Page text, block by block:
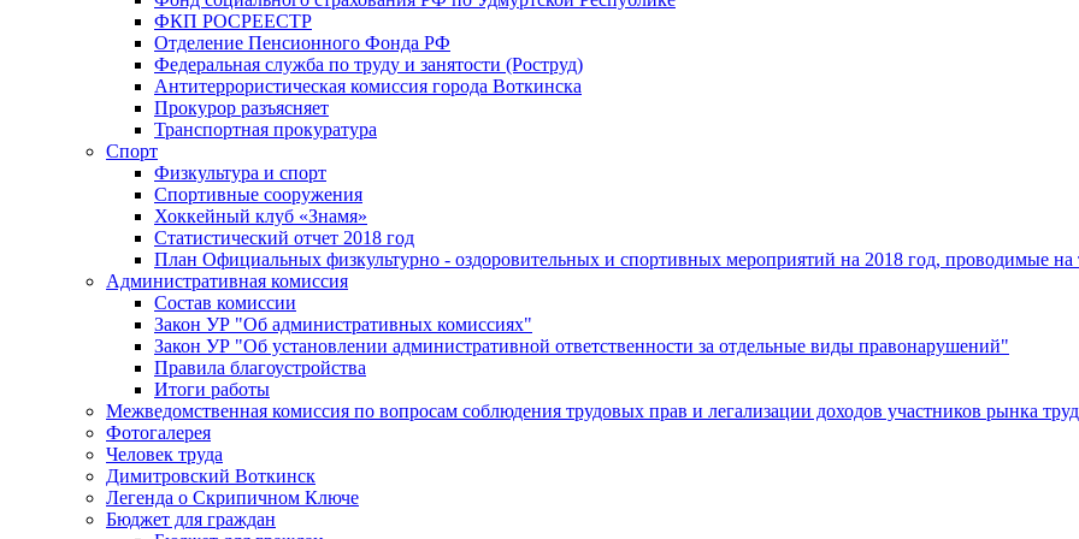
ФКП РОСРЕЕСТР
Отделение Пенсионного Фонда РФ
Федеральная служба по труду и занятости (Роструд)
Антитеррористическая комиссия города Воткинска
Прокурор разъясняет
Транспортная прокуратура
Спорт
Физкультура и спорт
Спортивные сооружения
Хоккейный клуб «Знамя»
Статистический отчет 2018 год
План Официальных физкультурно - оздоровительных и спортивных мероприятий на 2018 год, проводимые
Административная комиссия
Состав комиссии
Закон УР "Об административных комиссиях"
Закон УР "Об установлении административной ответственности за отдельные виды правонарушений"
Правила благоустройства
Итоги работы
Межведомственная комиссия по вопросам соблюдения трудовых прав и легализации доходов участников рынка
Фотогалерея
Человек труда
Димитровский Воткинск
Легенда о Скрипичном Ключе
Бюджет для граждан